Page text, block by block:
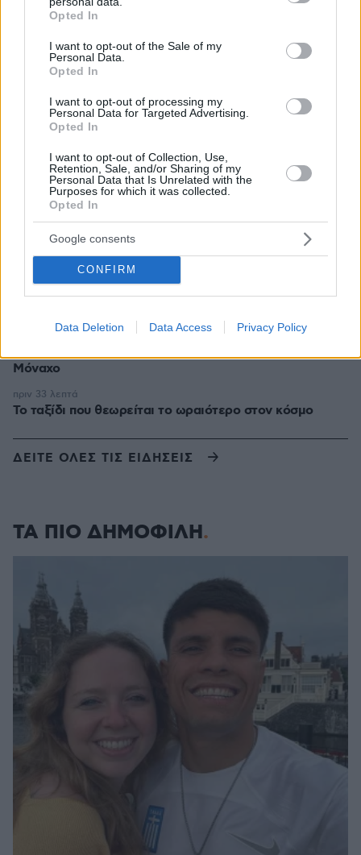
grant or deny consent to Google and its third-party tags to
use your data for below specified purposes in below Google
consent section.
Opted In
I want to opt-out of the Sale of my
Personal Data.
Opted In
I want to opt-out of processing my
Personal Data for Targeted Advertising.
Opted In
I want to opt-out of Collection, Use,
Retention, Sale, and/or Sharing of my
Personal Data that Is Unrelated with the
Purposes for which it was collected.
Opted In
Google consents
CONFIRM
Data Deletion Data Access Privacy Policy
να θέλουμε να μοιάζουμε με σύγχρονη Ελληνίδα θεά
Οι 6 σοβαρές ασθένειες της γάτας που μπορείτε να
αποτρέψετε
Συνελήφθη 37χρονος στο αεροδρόμιο «Ελ. Βενιζέλος»
με 4 μαχαίρια και δύο ψαλίδια κλαδέματος
Νέα όρια δαπανών για ΣΑΕΚ και σχολεία δεύτερης
ευκαιρίας, τι αλλάζει με το νέο ΦΕΚ
Οι εισπράξεις του «Spider-Man: Brand New Day»
ξεπέρασαν το 1 δισ. δολάρια σε έξι ημέρες
πριν 22 λεπτά
Μπλόκο της Γαλλίας στις ανεπιθύμητες διαφημιστικές
κλήσεις, πότε ξεκινά η απαγόρευση
Ισόβια στον 25χρονο Αφγανό που σκότωσε δύο
Μόναχο
πριν 31 λεπτά
Το ταξίδι που θεωρείται το ωραιότερο στον κόσμο
πριν 33 λεπτά
ΔΕΙΤΕ ΟΛΕΣ ΤΙΣ ΕΙΔΗΣΕΙΣ
ΤΑ ΠΙΟ ΔΗΜΟΦΙΛΗ